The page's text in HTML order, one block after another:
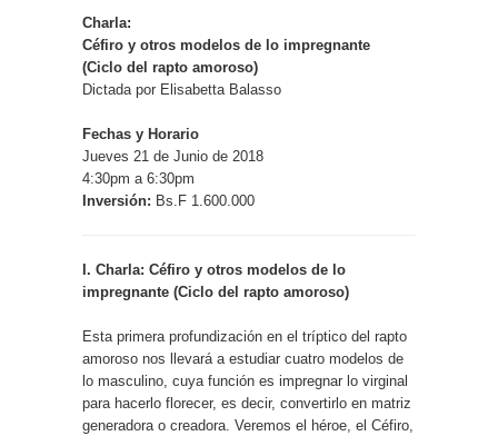
Charla:
Céfiro y otros modelos de lo impregnante
(Ciclo del rapto amoroso)
Dictada por Elisabetta Balasso
Fechas y Horario
Jueves 21 de Junio de 2018
4:30pm a 6:30pm
Inversión: Bs.F 1.600.000
I. Charla: Céfiro y otros modelos de lo
impregnante (Ciclo del rapto amoroso)
Esta primera profundización en el tríptico del rapto
amoroso nos llevará a estudiar cuatro modelos de
lo masculino, cuya función es impregnar lo virginal
para hacerlo florecer, es decir, convertirlo en matriz
generadora o creadora. Veremos el héroe, el Céfiro,